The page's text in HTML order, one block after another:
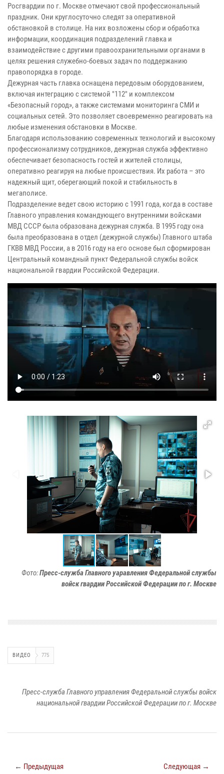
Росгвардии по г. Москве отмечают свой профессиональный
праздник. Они круглосуточно следят за оперативной
обстановкой в столице. На них возложены сбор и обработка
информации, координация подразделений главка и
взаимодействие с другими правоохранительными органами в
целях решения служебно-боевых задач по поддержанию
правопорядка в городе.
Дежурная часть главка оснащена передовым оборудованием,
включая интеграцию с системой "112" и комплексом
«Безопасный город», а также системами мониторинга СМИ и
социальных сетей. Это позволяет своевременно реагировать на
любые изменения обстановки в Москве.
Благодаря использованию современных технологий и высокому
профессионализму сотрудников, дежурная служба эффективно
обеспечивает безопасность гостей и жителей столицы,
оперативно реагируя на любые происшествия. Их работа – это
надежный щит, оберегающий покой и стабильность в
мегаполисе.
Подразделение ведет свою историю с 1991 года, когда в составе
Главного управления командующего внутренними войсками
МВД СССР была образована дежурная служба. В 1995 году она
была преобразована в отдел (дежурной службы) Главного штаба
ГКВВ МВД России, а в 2016 году на его основе был сформирован
Центральный командный пункт Федеральной службы войск
национальной гвардии Российской Федерации.
Фото:Пресс-служба Главного уаравления Федеральной службы
войск гвардии Российской Федерации по г. Москве
ВИДЕО 775
Пресс-служба Главного управления Федеральной службы войск
национальной гвардии Российской Федерации по г. Москве
← Предыдущая Следующая →